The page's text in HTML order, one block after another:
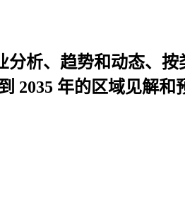
析、趋势和动态、
2035 年的区域见解和